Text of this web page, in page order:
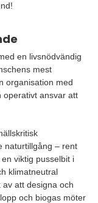
en livsnödvändig
mest
organisation med
operativt ansvar att
naturtillgång – rent
viktig pusselbit i
klimatneutral
att designa och
och biogas möter